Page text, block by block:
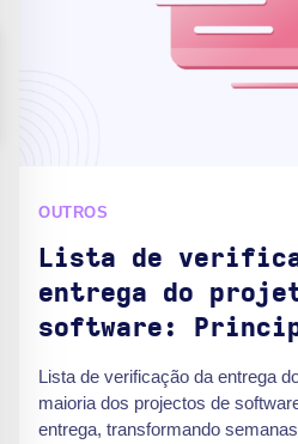
OUTROS
Lista de
entrega do
software:
Lista de verificação da entrega
maioria dos projectos de
entrega, transformando